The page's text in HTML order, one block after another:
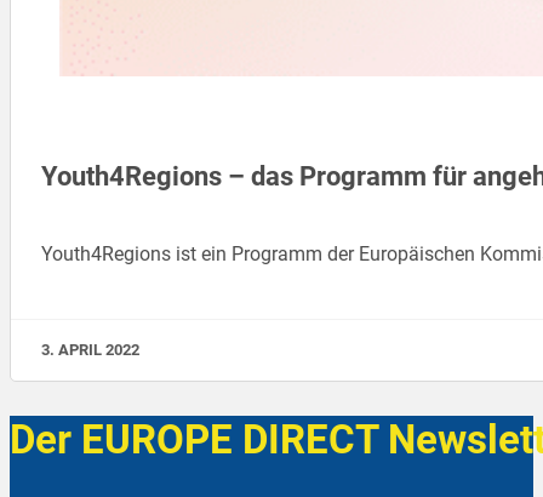
Youth4Regions – das Programm für
Youth4Regions ist ein Programm der Europäischen
3. APRIL 2022
Der EUROPE DIRECT